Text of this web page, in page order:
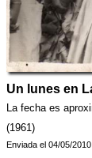
Un lunes en
La fecha es
(1961)
Enviada el 04/05/